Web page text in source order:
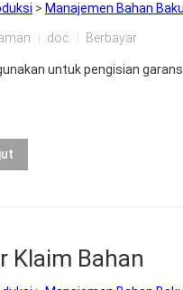
> Manajemen Bahan Baku
doc Berbayar
untuk pengisian
Klaim Bahan